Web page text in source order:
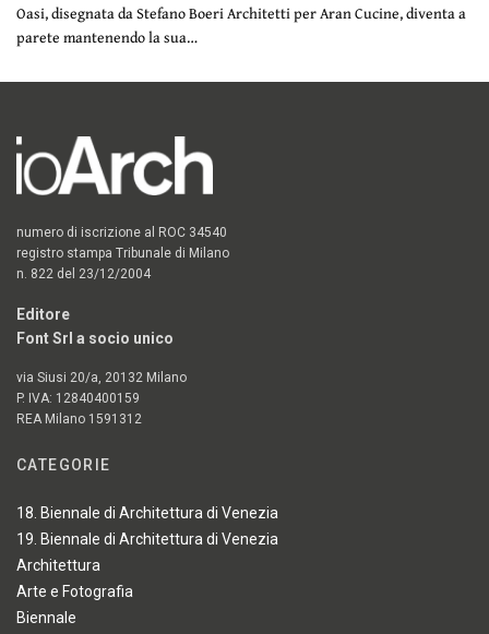
Oasi, disegnata da Stefano Boeri Architetti per Aran Cucine, diventa a
parete mantenendo la sua…
numero di iscrizione al ROC 34540
registro stampa Tribunale di Milano
n. 822 del 23/12/2004
Editore
Font Srl a socio unico
via Siusi 20/a, 20132 Milano
P. IVA: 12840400159
REA Milano 1591312
CATEGORIE
18. Biennale di Architettura di Venezia
19. Biennale di Architettura di Venezia
Architettura
Arte e Fotografia
Biennale